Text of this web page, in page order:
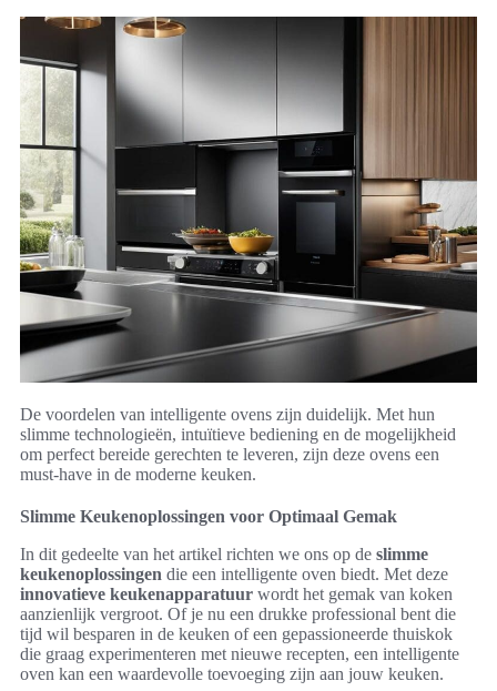
De voordelen van intelligente ovens zijn duidelijk. Met hun
slimme technologieën, intuïtieve bediening en de mogelijkheid
om perfect bereide gerechten te leveren, zijn deze ovens een
must-have in de moderne keuken.
Slimme Keukenoplossingen voor Optimaal Gemak
In dit gedeelte van het artikel richten we ons op de slimme
keukenoplossingen die een intelligente oven biedt. Met deze
innovatieve keukenapparatuur wordt het gemak van koken
aanzienlijk vergroot. Of je nu een drukke professional bent die
tijd wil besparen in de keuken of een gepassioneerde thuiskok
die graag experimenteren met nieuwe recepten, een intelligente
oven kan een waardevolle toevoeging zijn aan jouw keuken.